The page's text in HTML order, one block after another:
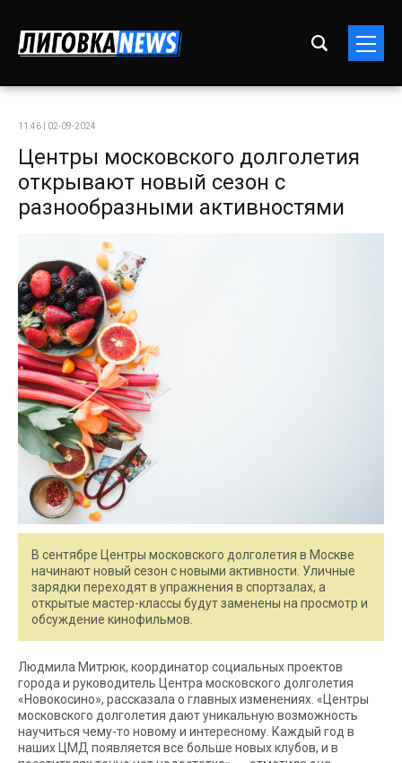
11:46 | 02-09-2024
Центры московского долголетия
открывают новый сезон с
разнообразными активностями
В сентябре Центры московского долголетия в Москве
начинают новый сезон с новыми активности. Уличные
зарядки переходят в упражнения в спортзалах, а
открытые мастер-классы будут заменены на просмотр и
обсуждение кинофильмов.
Людмила Митрюк, координатор социальных проектов
города и руководитель Центра московского долголетия
«Новокосино», рассказала о главных изменениях. «Центры
московского долголетия дают уникальную возможность
научиться чему-то новому и интересному. Каждый год в
наших ЦМД появляется все больше новых клубов, и в